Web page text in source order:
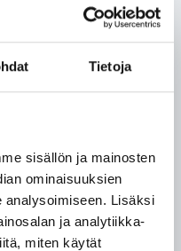
Tietoja
sisällön ja mainosten
ominaisuuksien
analysoimiseen. Lisäksi
ja analytiikka-
miten käytät
vaikuttavuutta
yhteen
ja palveluja.
työllisyyden
Laki tulee
1.3.2021–
löytyy